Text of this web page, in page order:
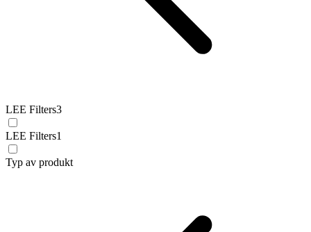
LEE Filters3
LEE Filters1
Typ av produkt